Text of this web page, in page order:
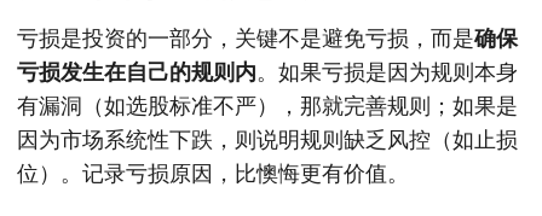
亏损是投资的一部分，关键不是避免亏损，而是确保
亏损发生在自己的规则内。如果亏损是因为规则本身
有漏洞（如选股标准不严），那就完善规则；如果是
因为市场系统性下跌，则说明规则缺乏风控（如止损
位）。记录亏损原因，比懊悔更有价值。